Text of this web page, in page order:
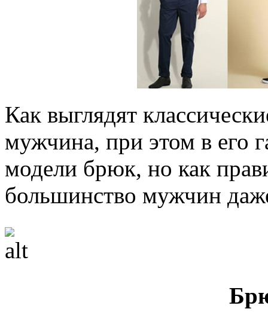
Как выглядят
мужчина, при этом в его
модели брюк, но как
большинство мужчин